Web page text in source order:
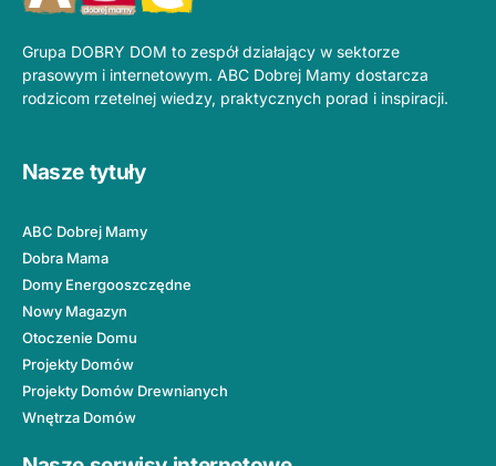
Grupa DOBRY DOM to zespół działający w sektorze
prasowym i internetowym. ABC Dobrej Mamy dostarcza
rodzicom rzetelnej wiedzy, praktycznych porad i inspiracji.
Nasze tytuły
ABC Dobrej Mamy
Dobra Mama
Domy Energooszczędne
Nowy Magazyn
Otoczenie Domu
Projekty Domów
Projekty Domów Drewnianych
Wnętrza Domów